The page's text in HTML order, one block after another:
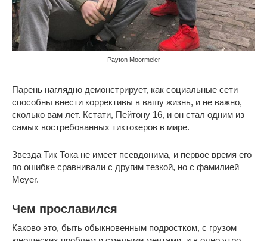
Payton Moormeier
Парень наглядно демонстрирует, как социальные сети
способны внести коррективы в вашу жизнь, и не важно,
сколько вам лет. Кстати, Пейтону 16, и он стал одним из
самых востребованных тиктокеров в мире.
Звезда Тик Тока не имеет псевдонима, и первое время его
по ошибке сравнивали с другим тезкой, но с фамилией
Meyer.
Чем прославился
Каково это, быть обыкновенным подростком, с грузом